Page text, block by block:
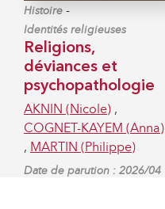
Histoire -
Identités religieuses
Religions,
déviances et
psychopathologie
AKNIN (Nicole) ,
COGNET-KAYEM (Anna)
, MARTIN (Philippe)
Date de parution : 2026/04